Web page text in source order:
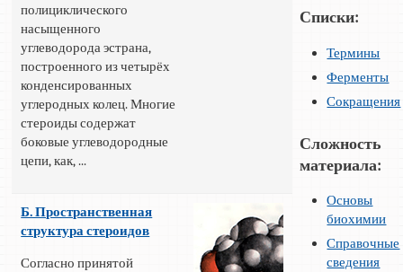
полициклического
насыщенного
углеводорода эстрана,
построенного из четырёх
конденсированных
углеродных колец. Многие
стероиды содержат
боковые углеводородные
цепи, как, ...
Б. Пространственная
структура стероидов
Согласно принятой
Списки:
Термины
Ферменты
Сокращения
Сложность
материала:
Основы
биохимии
Справочные
сведения